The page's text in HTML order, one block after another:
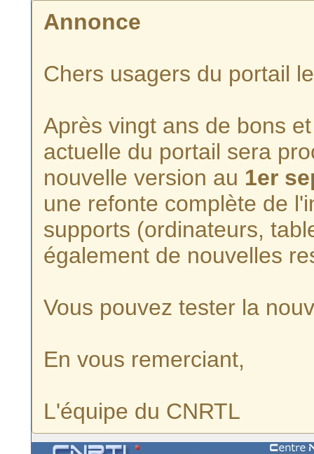
Annonce
Chers usagers du portail
Après vingt ans de bons
actuelle du portail sera
nouvelle version au 1er
une refonte complète de
supports (ordinateurs,
également de nouvelles
Vous pouvez tester la
En vous remerciant,
L'équipe du CNRTL